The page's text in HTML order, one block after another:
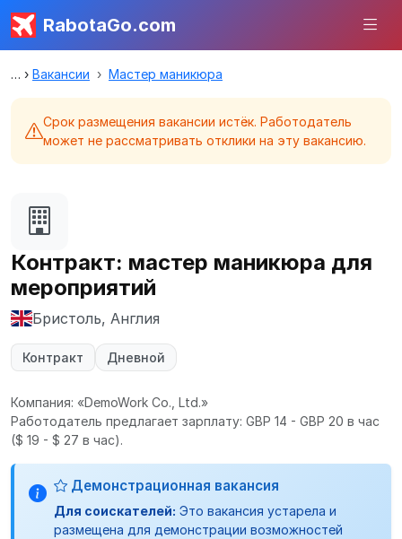
RabotaGo.com
Вакансии Мастер маникюра
Срок размещения вакансии истёк. Работодатель
может не рассматривать отклики на эту вакансию.
Контракт: мастер маникюра для
мероприятий
Бристоль, Англия
Контракт Дневной
Компания: «DemoWork Co., Ltd.»
Работодатель предлагает зарплату: GBP 14 - GBP 20 в час
($ 19 - $ 27 в час).
Демонстрационная вакансия
Для соискателей: Это вакансия устарела и
размещена для демонстрации возможностей